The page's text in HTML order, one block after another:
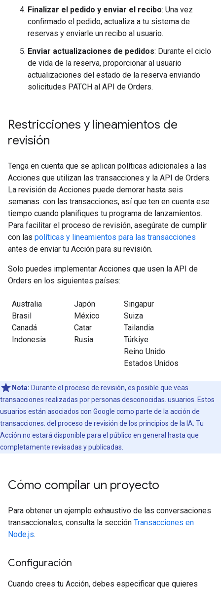
Finalizar el pedido y enviar el recibo: Una vez
confirmado el pedido, actualiza a tu sistema de
reservas y enviarle un recibo al usuario.
Enviar actualizaciones de pedidos: Durante el ciclo
de vida de la reserva, proporcionar al usuario
actualizaciones del estado de la reserva enviando
solicitudes PATCH al API de Orders.
Restricciones y lineamientos de
revisión
Tenga en cuenta que se aplican políticas adicionales a las
Acciones que utilizan las transacciones y la API de Orders.
La revisión de Acciones puede demorar hasta seis
semanas. con las transacciones, así que ten en cuenta ese
tiempo cuando planifiques tu programa de lanzamientos.
Para facilitar el proceso de revisión, asegúrate de cumplir
con las políticas y lineamientos para las transacciones
antes de enviar tu Acción para su revisión.
Solo puedes implementar Acciones que usen la API de
Orders en los siguientes países:
Australia
Brasil
Canadá
Indonesia
Japón
México
Catar
Rusia
Singapur
Suiza
Tailandia
Türkiye
Reino Unido
Estados Unidos
Nota: Durante el proceso de revisión, es posible que veas
transacciones realizadas por personas desconocidas. usuarios. Estos
usuarios están asociados con Google como parte de la acción de
transacciones. del proceso de revisión de los principios de la IA. Tu
Acción no estará disponible para el público en general hasta que
completamente revisadas y publicadas.
Cómo compilar un proyecto
Para obtener un ejemplo exhaustivo de las conversaciones
transaccionales, consulta la sección Transacciones en
Node.js.
Configuración
Cuando crees tu Acción, debes especificar que quieres